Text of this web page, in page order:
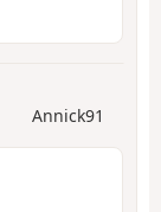
Annick91